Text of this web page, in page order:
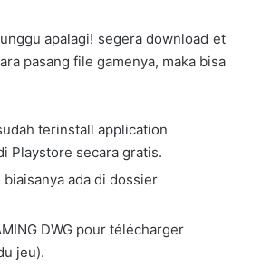
apalagi! segera download et
pasang file gamenya, maka bisa
terinstall application
Playstore secara gratis.
ada di dossier
DWG pour télécharger
jeu).